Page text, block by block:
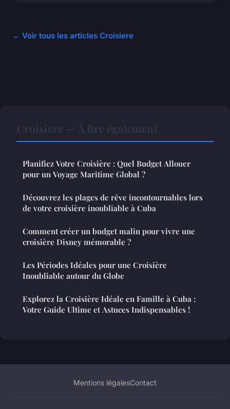
← Voir tous les articles Croisiere
Planifiez Votre Croisière : Quel Budget Allouer
pour un Voyage Maritime Global ?
Découvrez les plages de rêve incontournables lors
de votre croisière inoubliable à Cuba
Comment créer un budget malin pour vivre une
croisière Disney mémorable ?
Les Périodes Idéales pour une Croisière
Inoubliable autour du Globe
Explorez la Croisière Idéale en Famille à Cuba :
Votre Guide Ultime et Astuces Indispensables !
Mentions légalesContact